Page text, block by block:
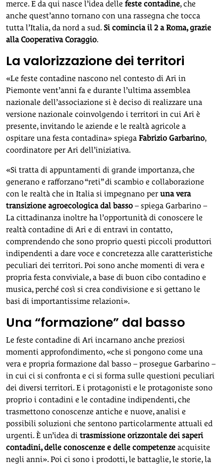
merce. E da qui nasce l’idea delle feste contadine, che
anche quest’anno tornano con una rassegna che tocca
tutta l’Italia, da nord a sud. Si comincia il 2 a Roma, grazie
alla Cooperativa Coraggio.
La valorizzazione dei territori
«Le feste contadine nascono nel contesto di Ari in
Piemonte vent’anni fa e durante l’ultima assemblea
nazionale dell’associazione si è deciso di realizzare una
versione nazionale coinvolgendo i territori in cui Ari è
presente, invitando le aziende e le realtà agricole a
ospitare una festa contadina» spiega Fabrizio Garbarino,
coordinatore per Ari dell’iniziativa.
«Si tratta di appuntamenti di grande importanza, che
generano e rafforzano “reti” di scambio e collaborazione
con le realtà che in Italia si impegnano peruna vera
transizione agroecologica dal basso – spiega Garbarino –
La cittadinanza inoltre ha l’opportunità di conoscere le
realtà contadine di Ari e di entravi in contatto,
comprendendo che sono proprio questi piccoli produttori
indipendenti a dare voce e concretezza alle caratteristiche
peculiari dei territori. Poi sono anche momenti di vera e
propria festa conviviale, a base di buon cibo contadino e
musica, perché così si crea condivisione e si gettano le
basi di importantissime relazioni».
Una “formazione” dal basso
Le feste contadine di Ari incarnano anche preziosi
momenti approfondimento, «che si pongono come una
vera e propria formazione dal basso – prosegue Garbarino –
in cui ci si confronta e ci si forma sulle questioni peculiari
dei diversi territori. E i protagonisti e le protagoniste sono
proprio i contadini e le contadine indipendenti, che
trasmettono conoscenze antiche e nuove, analisi e
possibili soluzioni che sentono particolarmente attuali ed
urgenti. È un’idea di trasmissione orizzontale dei saperi
contadini, delle conoscenze e delle competenze acquisite
negli anni». Poi ci sono i prodotti, le battaglie, le storie, la